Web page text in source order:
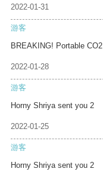
2022-01-31
游客
BREAKING! Portable CO2
2022-01-28
游客
Horny Shriya sent you 2
2022-01-25
游客
Horny Shriya sent you 2